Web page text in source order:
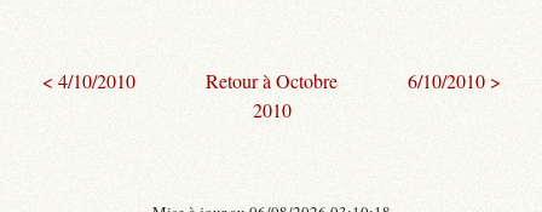
< 4/10/2010
Retour à Octobre
2010
6/10/2010 >